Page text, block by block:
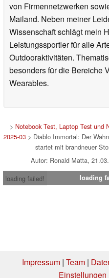
von Firmennetzwerken
Mailand. Neben meiner
Wissenschaft schlägt mein
Leistungssportler für alle
Outdooraktivitäten.
besonders für die Bereiche
Wearables.
> Notebook Test, Laptop Test und
2025-03 > Diablo Immortal: Der
startet mit brandneuer
Autor: Ronald Matta,
loading failed!
loading
Impressum| Team|
Einstellungen